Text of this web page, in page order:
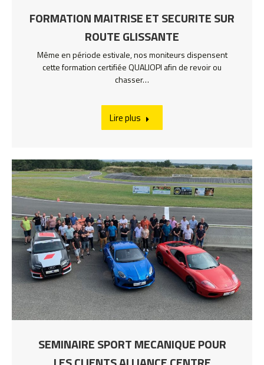
FORMATION MAITRISE ET SECURITE SUR
ROUTE GLISSANTE
Même en période estivale, nos moniteurs dispensent
cette formation certifiée QUALIOPI afin de revoir ou
chasser…
Lire plus
SEMINAIRE SPORT MECANIQUE POUR